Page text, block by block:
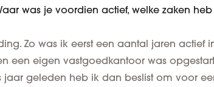
was je voordien actief, welke zaken
Zo was ik eerst een aantal jaren actief
een eigen vastgoedkantoor was
jaar geleden heb ik dan beslist om voor